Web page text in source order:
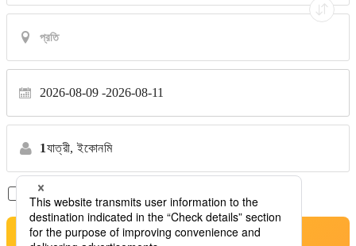
2026-08-09 2026-08-11
1যাত্রী, ইকোনমি
শুধুমাত্র সরাসরি ফ্লাইট *কোন স্থানান্তর নেই
অনুসন্ধান